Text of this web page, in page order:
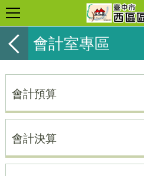
會計室專區
會計預算
會計決算